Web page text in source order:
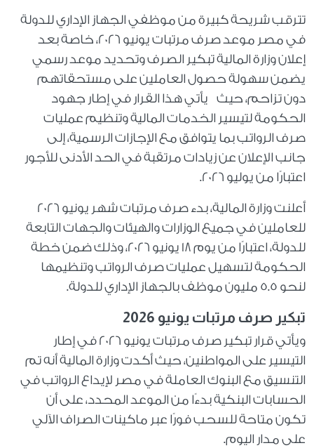
تترقب شريحة كبيرة من موظفي الجهاز الإداري للدولة
في مصر موعد صرف مرتبات يونيو 2026، خاصة بعد
إعلان وزارة المالية تبكير الصرف وتحديد موعد رسمي
يضمن سهولة حصول العاملين على مستحقاتهم
دون تزاحم، حيث يأتي هذا القرار في إطار جهود
الحكومة لتيسير الخدمات المالية وتنظيم عمليات
صرف الرواتب بما يتوافق مع الإجازات الرسمية، إلى
جانب الإعلان عن زيادات مرتقبة في الحد الأدنى للأجور
اعتبارًا من يوليو 2026.
أعلنت وزارة المالية، بدء صرف مرتبات شهر يونيو 2026
للعاملين في جميع الوزارات والهيئات والجهات التابعة
للدولة، اعتبارًا من يوم 18 يونيو 2026، وذلك ضمن خطة
الحكومة لتسهيل عمليات صرف الرواتب وتنظيمها
لنحو 5.5 مليون موظف بالجهاز الإداري للدولة.
تبكير صرف مرتبات يونيو 2026
ويأتي قرار تبكير صرف مرتبات يونيو 2026 في إطار
التيسير على المواطنين، حيث أكدت وزارة المالية أنه تم
التنسيق مع البنوك العاملة في مصر لإيداع الرواتب في
الحسابات البنكية بدءًا من الموعد المحدد، على أن
تكون متاحة للسحب فورًا عبر ماكينات الصراف الآلي
على مدار اليوم.